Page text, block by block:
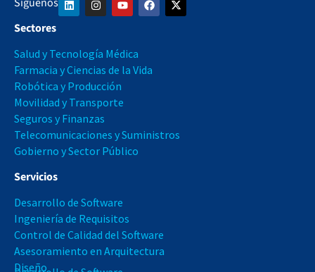
Sectores
Salud y Tecnología Médica
Farmacia y Ciencias de la Vida
Robótica y Producción
Movilidad y Transporte
Seguros y Finanzas
Telecomunicaciones y Suministros
Gobierno y Sector Público
Servicios
Desarrollo de Software
Ingeniería de Requisitos
Control de Calidad del Software
Asesoramiento en Arquitectura
Diseño